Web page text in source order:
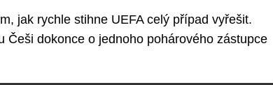
jak rychle stihne UEFA celý případ vyřešit.
Češi dokonce o jednoho pohárového zástupce